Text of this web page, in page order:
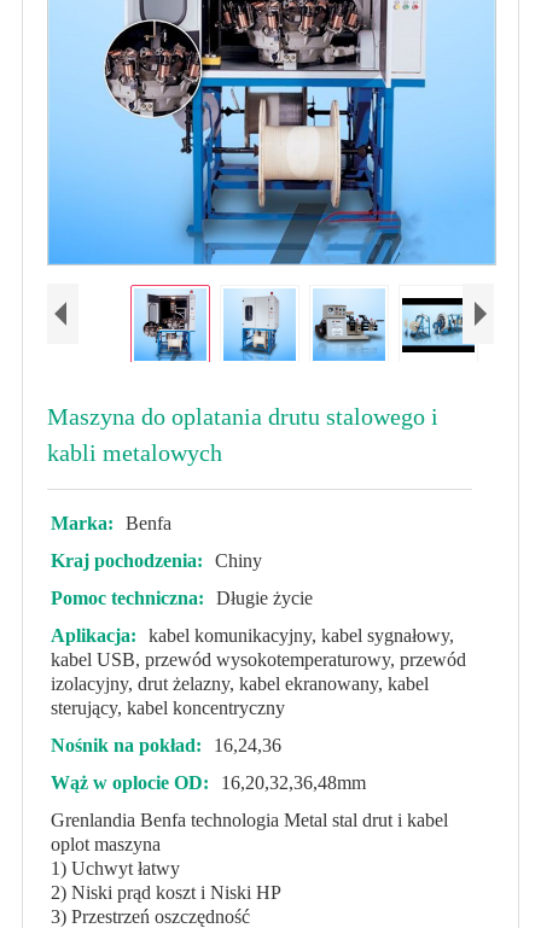
Maszyna do oplatania drutu stalowego i
kabli metalowych
Marka:
Benfa
Kraj pochodzenia:
Chiny
Pomoc techniczna:
Długie życie
Aplikacja:
kabel komunikacyjny, kabel sygnałowy,
kabel USB, przewód wysokotemperaturowy, przewód
izolacyjny, drut żelazny, kabel ekranowany, kabel
sterujący, kabel koncentryczny
Nośnik na pokład:
16,24,36
Wąż w oplocie OD:
16,20,32,36,48mm
Grenlandia Benfa technologia Metal stal drut i kabel
oplot maszyna
1) Uchwyt łatwy
2) Niski prąd koszt i Niski HP
3) Przestrzeń oszczędność